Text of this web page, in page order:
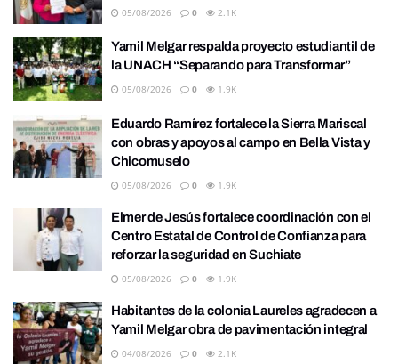
05/08/2026 0 2.1K
Yamil Melgar respalda proyecto estudiantil de
la UNACH “Separando para Transformar”
05/08/2026 0 1.9K
Eduardo Ramírez fortalece la Sierra Mariscal
con obras y apoyos al campo en Bella Vista y
Chicomuselo
05/08/2026 0 1.9K
Elmer de Jesús fortalece coordinación con el
Centro Estatal de Control de Confianza para
reforzar la seguridad en Suchiate
05/08/2026 0 1.9K
Habitantes de la colonia Laureles agradecen a
Yamil Melgar obra de pavimentación integral
04/08/2026 0 2.1K